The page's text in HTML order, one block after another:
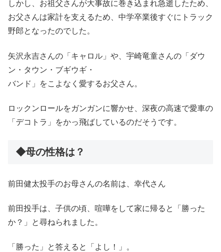
しかし、お祖父さんが大事故に巻き込まれ急逝したため、
お父さんは家計を支えるため、中学卒業後すぐにトラック
野郎となったのでした。
矢沢永吉さんの「キャロル」や、宇崎竜童さんの「ダウ
ン・タウン・ブギウギ・
バンド」をこよなく愛するお父さん。
ロックンロールをガンガンに響かせ、深夜の高速で愛車の
「デコトラ」をかっ飛ばしているのだそうです。
◆母の性格は？
前田健太投手のお母さんの名前は、幸代さん
前田投手は、子供の頃、喧嘩をして家に帰ると「勝った
か？」と尋ねられました。
「勝った」と答えると「よし！」。